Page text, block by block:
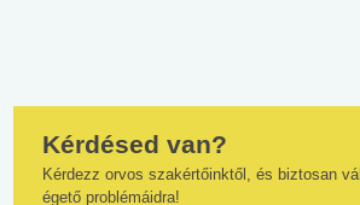
Kérdésed van?
Kérdezz orvos szakértőinktől, és biztosan
égető problémáidra!